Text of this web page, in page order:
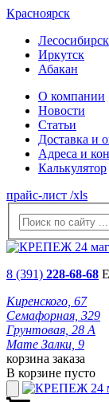
Красноярск
Лесосибирск
Иркутск
Абакан
О компании
Новости
Статьи
Доставка и
Адреса и
Калькулятор
прайс-лист /xls
8 (391) 228-68-68
Киренского, 67
Семафорная, 329
Грунтовая, 28 А
Мате Залки, 9
корзина заказа
В корзине пусто